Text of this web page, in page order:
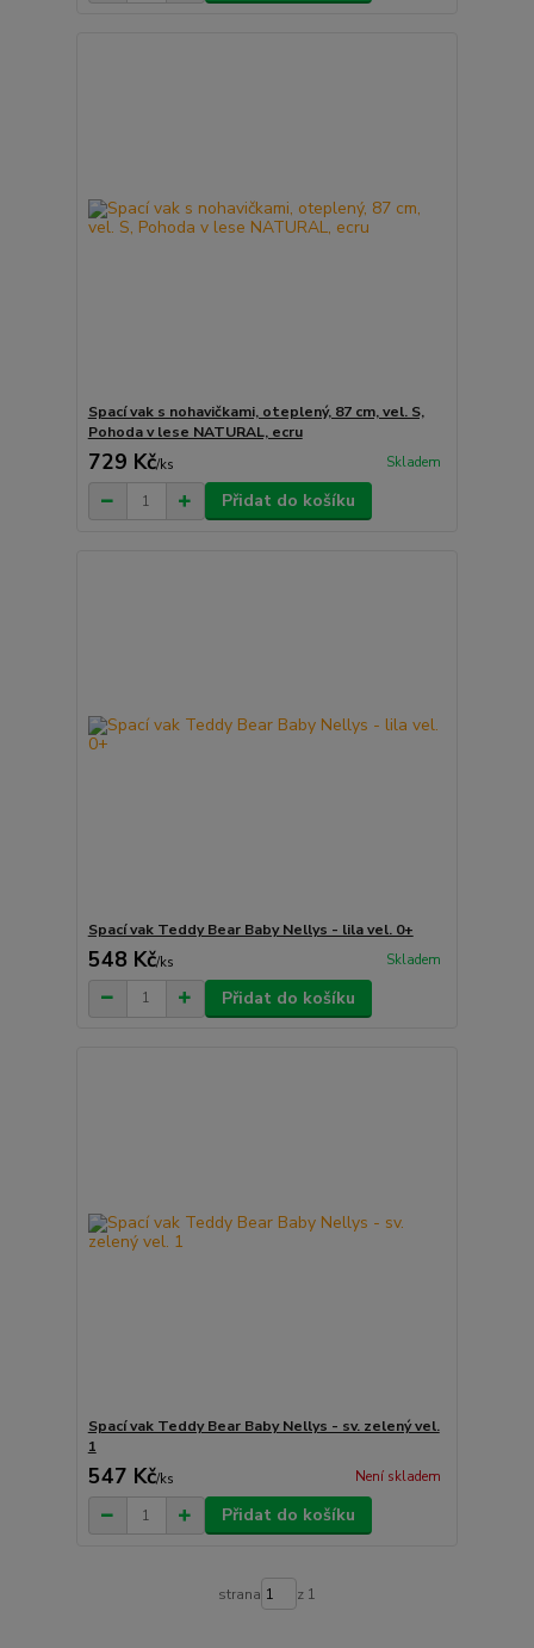
Spací vak s nohavičkami, oteplený, 87 cm, vel. S,
Pohoda v lese NATURAL, ecru
729 Kč/ks Skladem
Přidat do košíku
Spací vak Teddy Bear Baby Nellys - lila vel. 0+
548 Kč/ks Skladem
Přidat do košíku
Spací vak Teddy Bear Baby Nellys - sv. zelený vel.
1
547 Kč/ks Není skladem
Přidat do košíku
strana z 1